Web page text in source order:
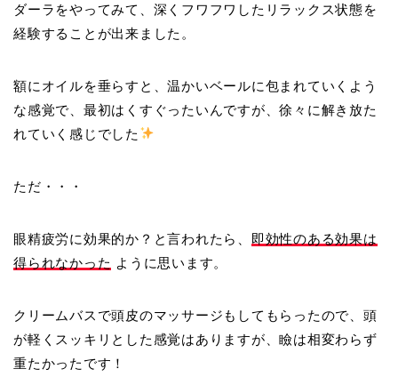
ダーラをやってみて、深くフワフワしたリラックス状態を
経験することが出来ました。
額にオイルを垂らすと、温かいベールに包まれていくよう
な感覚で、最初はくすぐったいんですが、徐々に解き放た
れていく感じでした
ただ・・・
眼精疲労に効果的か？と言われたら、 即効性のある効果は
得られなかった ように思います。
クリームバスで頭皮のマッサージもしてもらったので、頭
が軽くスッキリとした感覚はありますが、瞼は相変わらず
重たかったです！